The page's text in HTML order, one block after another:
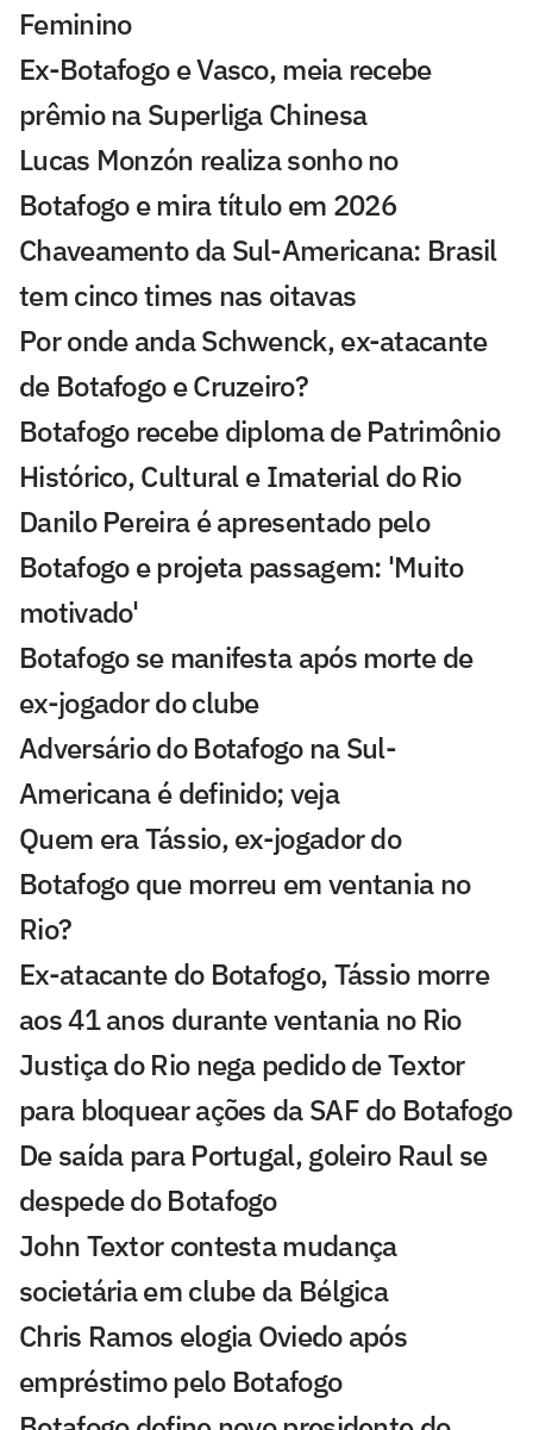
Feminino
Ex-Botafogo e Vasco, meia recebe
prêmio na Superliga Chinesa
Lucas Monzón realiza sonho no
Botafogo e mira título em 2026
Chaveamento da Sul-Americana: Brasil
tem cinco times nas oitavas
Por onde anda Schwenck, ex-atacante
de Botafogo e Cruzeiro?
Botafogo recebe diploma de Patrimônio
Histórico, Cultural e Imaterial do Rio
Danilo Pereira é apresentado pelo
Botafogo e projeta passagem: 'Muito
motivado'
Botafogo se manifesta após morte de
ex-jogador do clube
Adversário do Botafogo na Sul-
Americana é definido; veja
Quem era Tássio, ex-jogador do
Botafogo que morreu em ventania no
Rio?
Ex-atacante do Botafogo, Tássio morre
aos 41 anos durante ventania no Rio
Justiça do Rio nega pedido de Textor
para bloquear ações da SAF do Botafogo
De saída para Portugal, goleiro Raul se
despede do Botafogo
John Textor contesta mudança
societária em clube da Bélgica
Chris Ramos elogia Oviedo após
empréstimo pelo Botafogo